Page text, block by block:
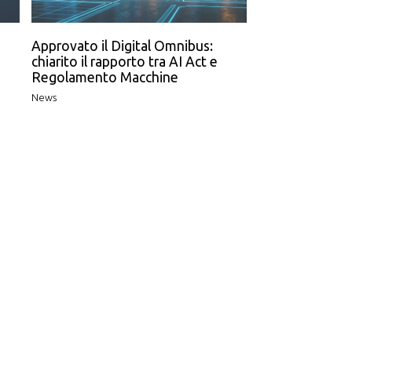
Approvato il Digital Omnibus:
chiarito il rapporto tra AI Act e
Regolamento Macchine
News